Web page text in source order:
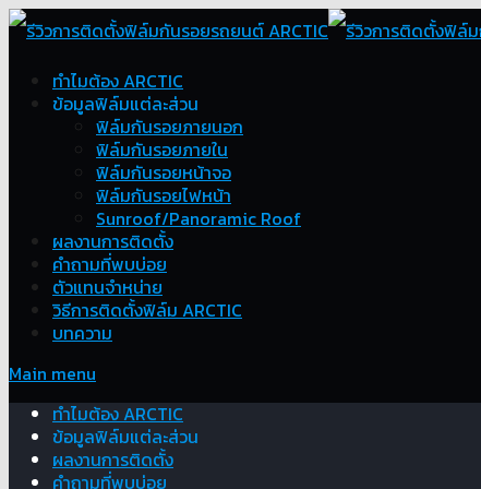
ทำไมต้อง ARCTIC
ข้อมูลฟิล์มแต่ละส่วน
ฟิล์มกันรอยภายนอก
ฟิล์มกันรอยภายใน
ฟิล์มกันรอยหน้าจอ
ฟิล์มกันรอยไฟหน้า
Sunroof/Panoramic Roof
ผลงานการติดตั้ง
คำถามที่พบบ่อย
ตัวแทนจำหน่าย
วิธีการติดตั้งฟิล์ม ARCTIC
บทความ
Main menu
ทำไมต้อง ARCTIC
ข้อมูลฟิล์มแต่ละส่วน
ผลงานการติดตั้ง
คำถามที่พบบ่อย